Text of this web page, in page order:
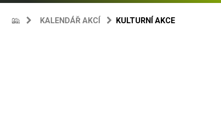
KALENDÁŘ AKCÍ KULTURNÍ AKCE